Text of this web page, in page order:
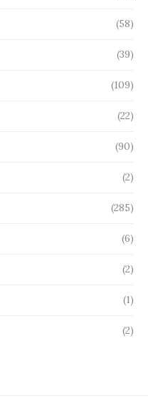
(58)
(39)
(109)
(22)
(90)
(2)
(285)
(6)
(2)
(1)
(2)